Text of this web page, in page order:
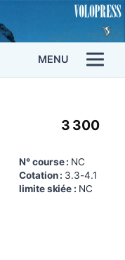
MENU
3 300
N° course : NC
Cotation : 3.3-4.1
limite skiée : NC